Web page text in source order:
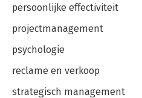
persoonlijke effectiviteit
projectmanagement
psychologie
reclame en verkoop
strategisch management